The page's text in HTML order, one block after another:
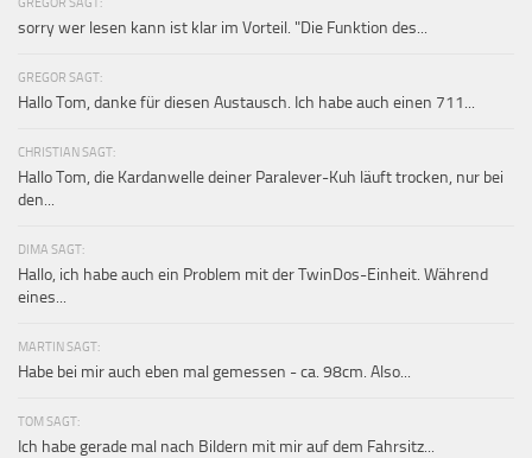
sorry wer lesen kann ist klar im Vorteil. "Die Funktion des...
GREGOR SAGT:
Hallo Tom, danke für diesen Austausch. Ich habe auch einen 711...
CHRISTIAN SAGT:
Hallo Tom, die Kardanwelle deiner Paralever-Kuh läuft trocken, nur bei
den...
DIMA SAGT:
Hallo, ich habe auch ein Problem mit der TwinDos-Einheit. Während
eines...
MARTIN SAGT:
Habe bei mir auch eben mal gemessen - ca. 98cm. Also...
TOM SAGT:
Ich habe gerade mal nach Bildern mit mir auf dem Fahrsitz...